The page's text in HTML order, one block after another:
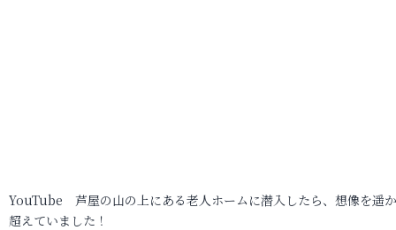
YouTube 芦屋の山の上にある老人ホームに潜入したら、想像を遥
超えていました！